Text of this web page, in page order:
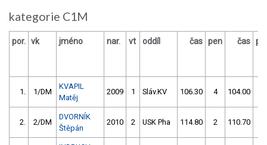
kategorie C1M
por. vk jméno nar. vt oddíl čas pen čas
1. 1/DM
KVAPIL
Matěj
2009 1 Sláv.KV 106.30 4 104.00
2. 2/DM
DVORNÍK
Štěpán
2010 2 USK Pha 114.80 2 110.70